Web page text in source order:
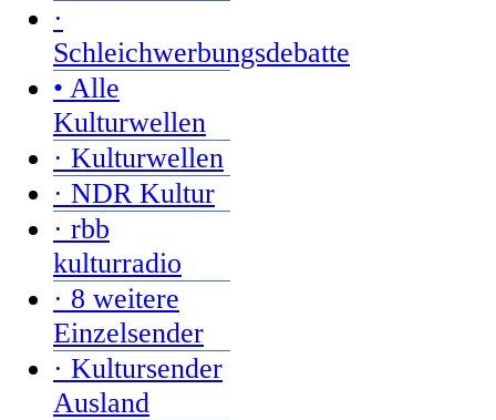
·
Schleichwerbungsdebatte
• Alle
Kulturwellen
· Kulturwellen
· NDR Kultur
· rbb
kulturradio
· 8 weitere
Einzelsender
· Kultursender
Ausland